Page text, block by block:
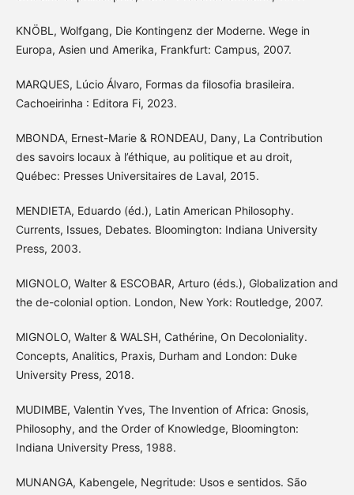
KNÖBL, Wolfgang, Die Kontingenz der Moderne. Wege in
Europa, Asien und Amerika, Frankfurt: Campus, 2007.
MARQUES, Lúcio Álvaro, Formas da filosofia brasileira.
Cachoeirinha : Editora Fi, 2023.
MBONDA, Ernest-Marie & RONDEAU, Dany, La Contribution
des savoirs locaux à l’éthique, au politique et au droit,
Québec: Presses Universitaires de Laval, 2015.
MENDIETA, Eduardo (éd.), Latin American Philosophy.
Currents, Issues, Debates. Bloomington: Indiana University
Press, 2003.
MIGNOLO, Walter & ESCOBAR, Arturo (éds.), Globalization and
the de-colonial option. London, New York: Routledge, 2007.
MIGNOLO, Walter & WALSH, Cathérine, On Decoloniality.
Concepts, Analitics, Praxis, Durham and London: Duke
University Press, 2018.
MUDIMBE, Valentin Yves, The Invention of Africa: Gnosis,
Philosophy, and the Order of Knowledge, Bloomington:
Indiana University Press, 1988.
MUNANGA, Kabengele, Negritude: Usos e sentidos. São